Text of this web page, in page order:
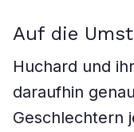
Auf die
Huchard und
daraufhin
Geschlechtern